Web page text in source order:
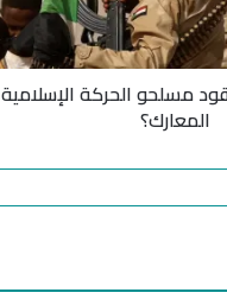
مسلحو الحركة الإسلامية
المعارك؟